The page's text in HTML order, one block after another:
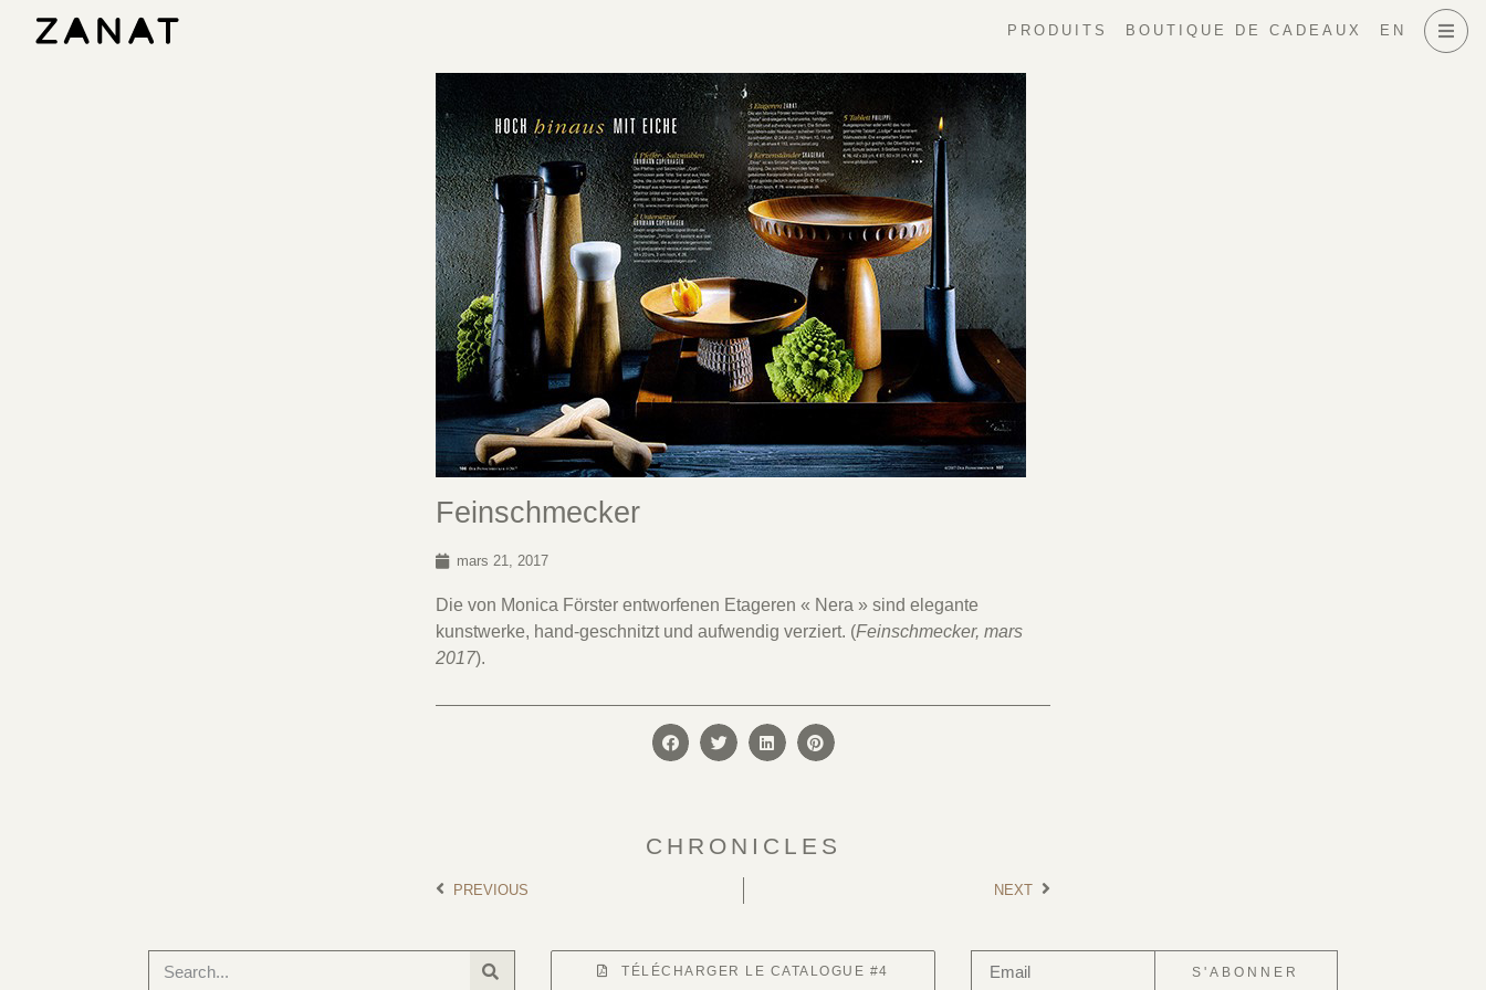
PRODUITS BOUTIQUE DE CADEAUX EN
Feinschmecker
mars 21, 2017
Die von Monica Förster entworfenen Etageren « Nera » sind elegante
kunstwerke, hand-geschnitzt und aufwendig verziert. (Feinschmecker, mars
2017).
CHRONICLES
PREVIOUS NEXT
TÉLÉCHARGER LE CATALOGUE #4 S'ABONNER